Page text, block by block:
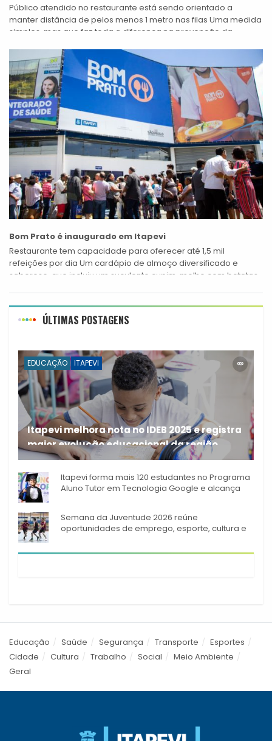
Público atendido no restaurante está sendo orientado a
manter distância de pelos menos 1 metro nas filas Uma medida
simples, mas que faz toda a diferença na prevenção da
Bom Prato é inaugurado em Itapevi
Restaurante tem capacidade para oferecer até 1,5 mil
refeições por dia Um cardápio de almoço diversificado e
saboroso, que incluiu um suculento cupim, molho com batatas,
ÚLTIMAS POSTAGENS
EDUCAÇÃO ITAPEVI
Itapevi melhora nota no IDEB 2025 e registra
maior evolução educacional da região
A rede municipal de ensino
Itapevi forma mais 120 estudantes no Programa
Aluno Tutor em Tecnologia Google e alcança
Semana da Juventude 2026 reúne
oportunidades de emprego, esporte, cultura e
Educação Saúde Segurança Transporte
Esportes
Cidade
Cultura Trabalho Social
Meio Ambiente
Geral